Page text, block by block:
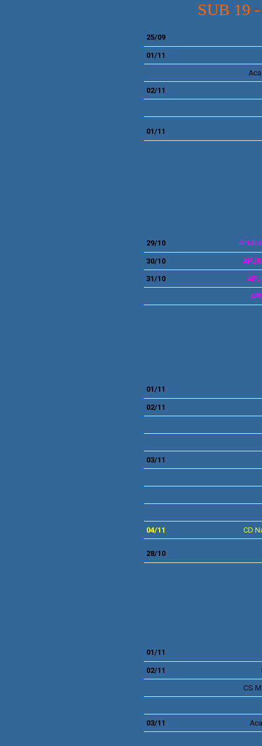
SUB 19
25/09
01/11
02/11
01/11
29/10
30/10
31/10
01/11
02/11
03/11
04/11 CD
28/10
01/11
02/11
CS
03/11